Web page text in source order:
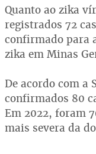
Quanto ao zika
registrados 72
confirmado para
zika em Minas
De acordo com a
confirmados 80
Em 2022, foram
mais severa da